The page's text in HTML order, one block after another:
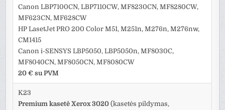
Canon LBP7100CN, LBP7110CW, MF8230CN, MF8280CW,
MF623CN, MF628CW
HP LasetJet PRO 200 Color M51, M251n, M276n, M276nw,
CM1415
Canon i-SENSYS LBP5050, LBP5050n, MF8030C,
MF8040CN, MF8050CN, MF8080CW
20 € su PVM
K23
Premium kasetė Xerox 3020 (kasetės pildymas,